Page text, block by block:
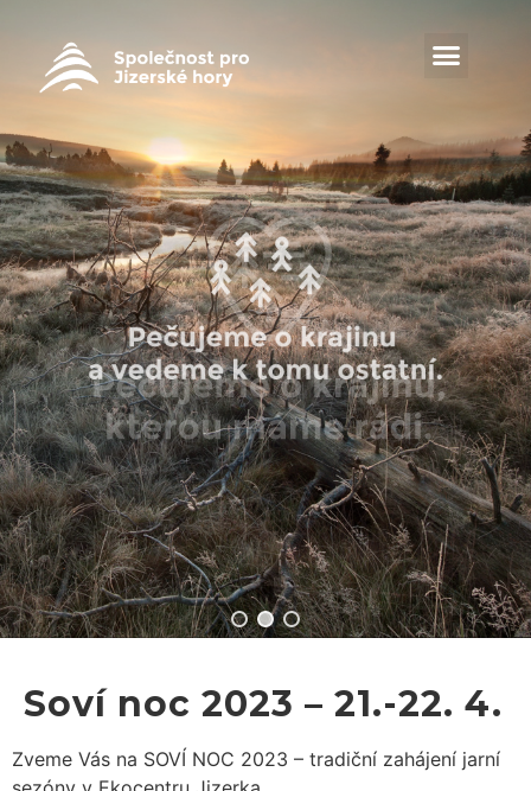
Soví noc 2023 – 21.-22. 4.
Zveme Vás na SOVÍ NOC 2023 – tradiční zahájení jarní